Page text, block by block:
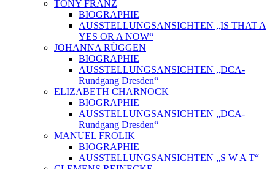
TONY FRANZ
BIOGRAPHIE
AUSSTELLUNGSANSICHTEN „IS THAT A
YES OR A NOW“
JOHANNA RÜGGEN
BIOGRAPHIE
AUSSTELLUNGSANSICHTEN „DCA-
Rundgang Dresden“
ELIZABETH CHARNOCK
BIOGRAPHIE
AUSSTELLUNGSANSICHTEN „DCA-
Rundgang Dresden“
MANUEL FROLIK
BIOGRAPHIE
AUSSTELLUNGSANSICHTEN „S W A T“